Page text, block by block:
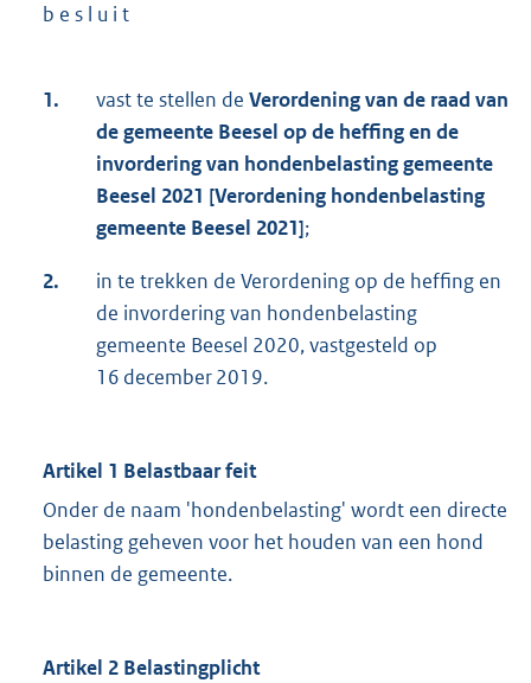
b e s l u i t
1. vast te stellen de Verordening van de raad van
de gemeente Beesel op de heffing en de
invordering van hondenbelasting gemeente
Beesel 2021 [Verordening hondenbelasting
gemeente Beesel 2021];
2.
in te trekken de Verordening op de heffing en
de invordering van hondenbelasting
gemeente Beesel 2020, vastgesteld op
16 december 2019.
Artikel 1 Belastbaar feit
Onder de naam 'hondenbelasting' wordt een directe
belasting geheven voor het houden van een hond
binnen de gemeente.
Artikel 2 Belastingplicht